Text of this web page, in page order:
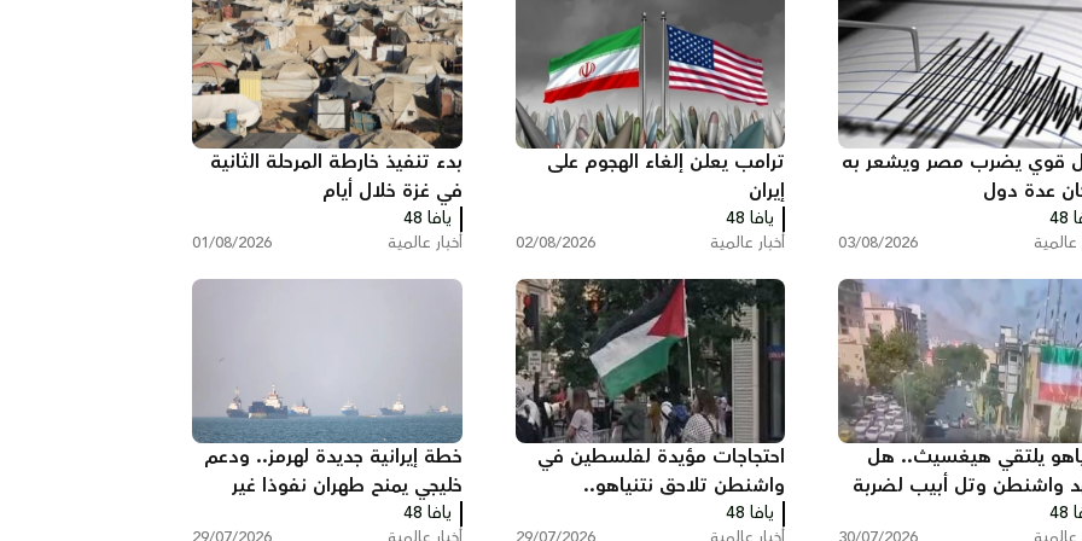
قوي يضرب مصر ويشعر به
عدة دول
عالمية 03/08/2026
ترامب يعلن إلغاء الهجوم على
إيران
يافا 48
أخبار عالمية 02/08/2026
بدء تنفيذ خارطة المرحلة الثانية
في غزة خلال أيام
يافا 48
أخبار عالمية 01/08/2026
يلتقي هيغسيث.. هل
واشنطن وتل أبيب لضربة
ضد إيران؟
احتجاجات مؤيدة لفلسطين في
واشنطن تلاحق نتنياهو..
هتافات وصفارات إنذار أمام مقر
يافا 48
خطة إيرانية جديدة لهرمز.. ودعم
خليجي يمنح طهران نفوذا غير
مسبوق
يافا 48